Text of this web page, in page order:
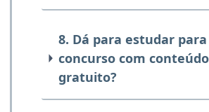
8. Dá para estudar para
concurso com conteúdo
gratuito?